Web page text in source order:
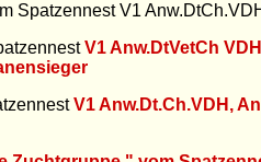
Spatzennest V1
V1 Anw.DtVetCh
V1Anw.Dt.Ch.VDH,